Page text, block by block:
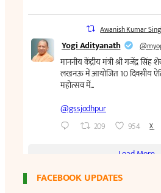
FACEBOOK UPDATES